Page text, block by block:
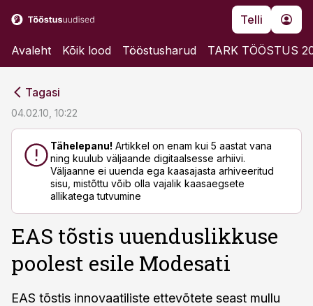
Telli
Avaleht Kõik lood Tööstusharud TARK TÖÖSTUS
Tagasi
04.02.10, 10:22
Tähelepanu! Artikkel on enam kui 5 aastat vana
ning kuulub väljaande digitaalsesse arhiivi.
Väljaanne ei uuenda ega kaasajasta arhiveeritud
sisu, mistõttu võib olla vajalik kaasaegsete
allikatega tutvumine
EAS tõstis uuenduslikkuse
poolest esile Modesati
EAS tõstis innovaatiliste ettevõtete seast mullu